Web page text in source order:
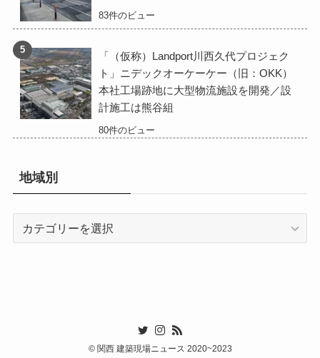
83件のビュー
「（仮称）Landport川西久代プロジェク
ト」ニデックオーケーケー（旧：OKK）
本社工場跡地に大型物流施設を開発／設
計施工は熊谷組
80件のビュー
地域別
©関西 建築現場ニュース 2020~2023